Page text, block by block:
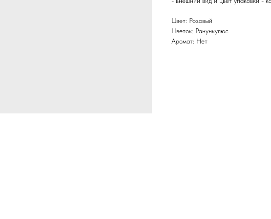
Цвет: Розовый
Цветок: Ранункулюс
Аромат: Нет